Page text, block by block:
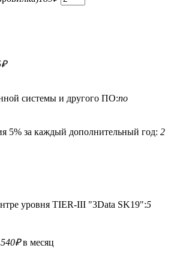
₽
системы и другого ПО:по
5% за каждый дополнительный год: 2
уровня TIER-III "3Data SK19":5
₽в месяц